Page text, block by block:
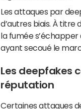
Les attaques par
d’autres biais. À titre
la fumée
ayant secoué le
Les deepfakes
réputation
Certaines attaques